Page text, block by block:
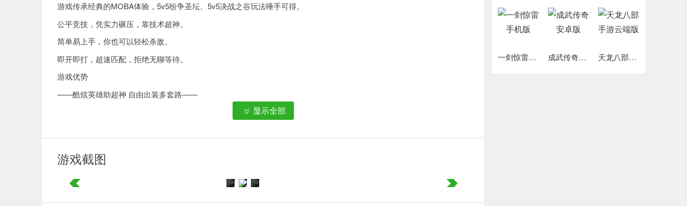
游戏传承经典的MOBA体验，5v5纷争圣坛、5v5决战之谷玩法唾手可得。
公平竞技，凭实力碾压，靠技术超神。
简单易上手，你也可以轻松杀敌。
即开即打，超速匹配，拒绝无聊等待。
游戏优势
——酷炫英雄助超神 自由出装多套路——
游戏内上百位传奇英雄，不论是冷艳御姐、可爱Loli还是热血少年，统统任您选择，玩家共创英雄，联名上线，感恩回馈!
的多种喜好;支持多样化装备搭配，一个英雄多重玩法，创造更多团战体验;现在加入就能获得新手七日大礼，免费入手多位
英雄和皮肤，助你超神登顶王者宝座;每月签到还能领海量好礼以及精美皮肤!
六棱错峙，棋承万物的全新回合制策略战棋玩法，不同于以往的MOBA手游，该玩法独有的六边形棋盘，增加了自走棋的
策略维度，还原战棋类玩法的初始体验。您可参与自走棋排位，尽享策略体验和竞技快感，赢取最终的胜利。在 “赏金模
显示全部
游戏截图
一剑惊雷手机版 成武传奇安卓版 天龙八部手游云端版